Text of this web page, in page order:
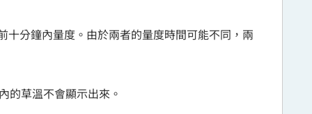
十分鐘內量度。由於兩者的量度時間可能不同，兩
的草溫不會顯示出來。